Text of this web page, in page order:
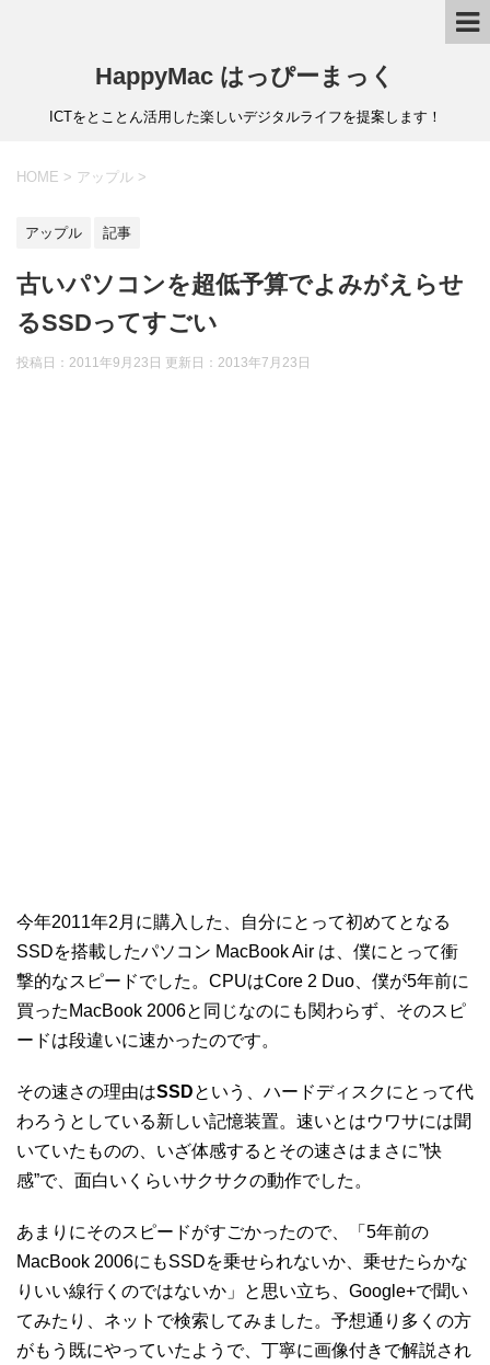
HappyMac はっぴーまっく
ICTをとことん活用した楽しいデジタルライフを提案します！
HOME > アップル >
アップル 記事
古いパソコンを超低予算でよみがえらせ
るSSDってすごい
投稿日：2011年9月23日 更新日： 2013年7月23日
今年2011年2月に購入した、自分にとって初めてとなる
SSDを搭載したパソコン MacBook Air は、僕にとって衝
撃的なスピードでした。CPUはCore 2 Duo、僕が5年前に
買ったMacBook 2006と同じなのにも関わらず、そのスピ
ードは段違いに速かったのです。
その速さの理由はSSDという、ハードディスクにとって代
わろうとしている新しい記憶装置。速いとはウワサには聞
いていたものの、いざ体感するとその速さはまさに”快
感”で、面白いくらいサクサクの動作でした。
あまりにそのスピードがすごかったので、「5年前の
MacBook 2006にもSSDを乗せられないか、乗せたらかな
りいい線行くのではないか」と思い立ち、Google+で聞い
てみたり、ネットで検索してみました。予想通り多くの方
がもう既にやっていたようで、丁寧に画像付きで解説され